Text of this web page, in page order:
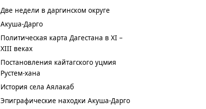
Две недели в даргинском округе
Акуша-Дарго
Политическая карта Дагестана в XI –
XIII веках
Постановления кайтагского уцмия
Рустем-хана
История села Аялакаб
Эпиграфические находки Акуша-Дарго